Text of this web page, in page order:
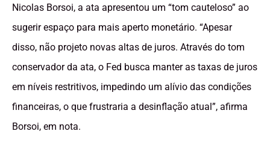
Nicolas Borsoi, a ata apresentou um “tom cauteloso” ao
sugerir espaço para mais aperto monetário. “Apesar
disso, não projeto novas altas de juros. Através do tom
conservador da ata, o Fed busca manter as taxas de juros
em níveis restritivos, impedindo um alívio das condições
financeiras, o que frustraria a desinflação atual”, afirma
Borsoi, em nota.